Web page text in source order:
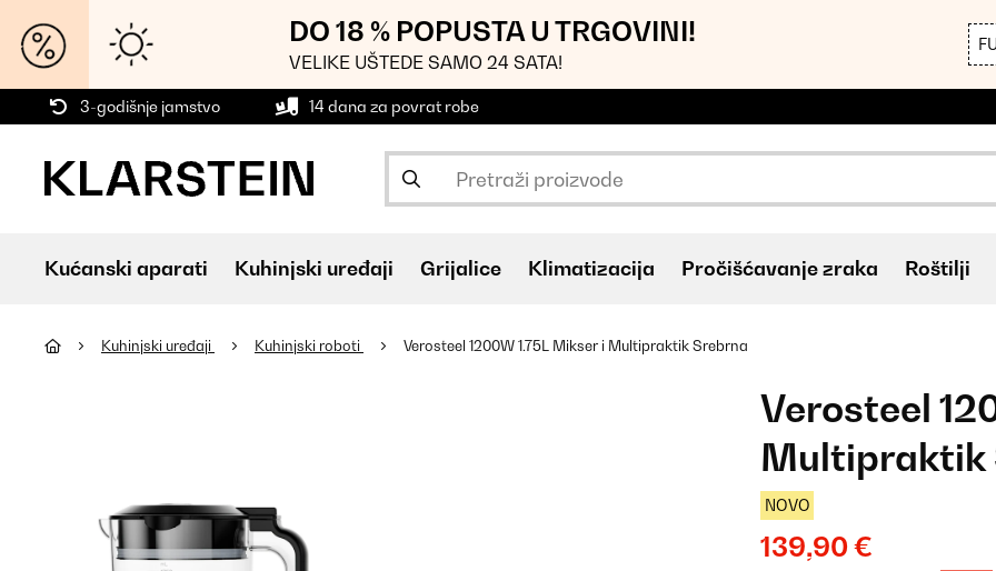
DO 18 % POPUSTA U TRGOVINI!
VELIKE UŠTEDE SAMO 24 SATA!
3-godišnje jamstvo 14 dana za povrat robe
Kućanski aparati Kuhinjski uređaji Grijalice Klimatizacija Pročišćavanje zraka Roštilji
Kuhinjski uređaji Kuhinjski roboti Verosteel 1200W 1.75L Mikser i Multipraktik Srebrna
Verosteel
Multipraktik
NOVO
139,90 €